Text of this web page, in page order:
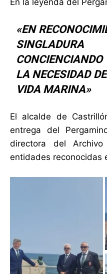
En la leyenda del
«EN
LA NECESIDAD
VIDA MARINA»
El alcalde de
entrega del
directora del
entidades reconocidas